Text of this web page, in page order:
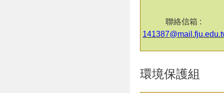
聯絡信箱 :
環境保護組